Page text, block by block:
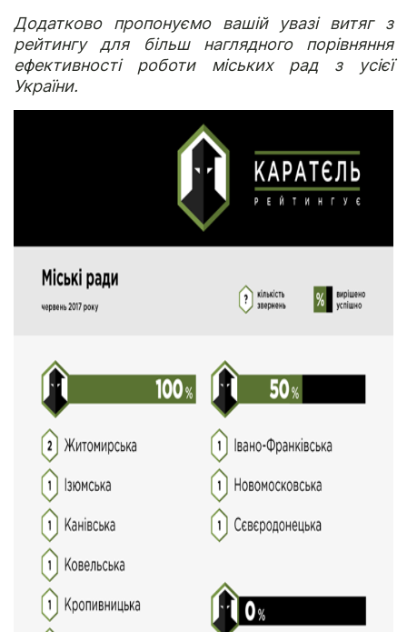
Додатково пропонуємо вашій увазі витяг з
рейтингу для більш наглядного порівняння
ефективності роботи міських рад з усієї
України.